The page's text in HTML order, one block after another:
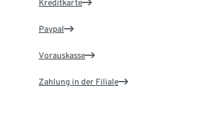
Kreditkarte
Paypal
Vorauskasse
Zahlung in der Filiale